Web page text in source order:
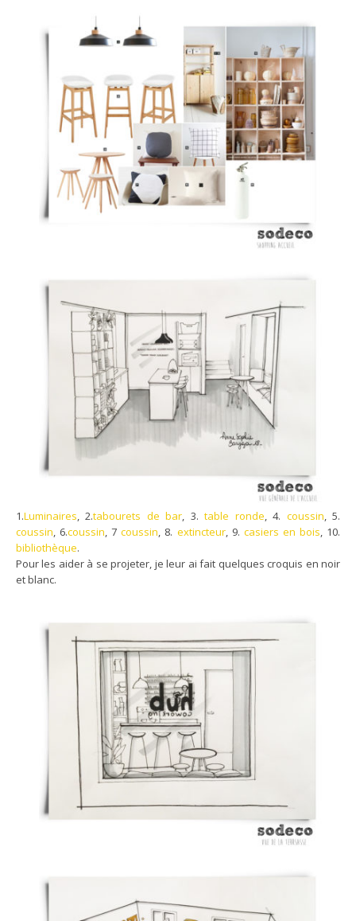
1.Luminaires, 2.tabourets de bar, 3.table ronde, 4. coussin, 5.
coussin, 6.coussin, 7coussin, 8. extincteur, 9. casiers en bois, 10.
bibliothèque.
Pour les aider à se projeter, je leur ai fait quelques croquis en noir
et blanc.